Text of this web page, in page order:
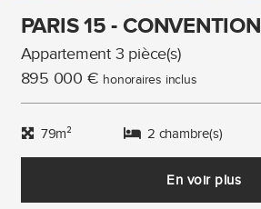
PARIS 15 - CONVENTION
Appartement 3 pièce(s)
895 000 € honoraires inclus
79m² 2 chambre(s)
En voir plus